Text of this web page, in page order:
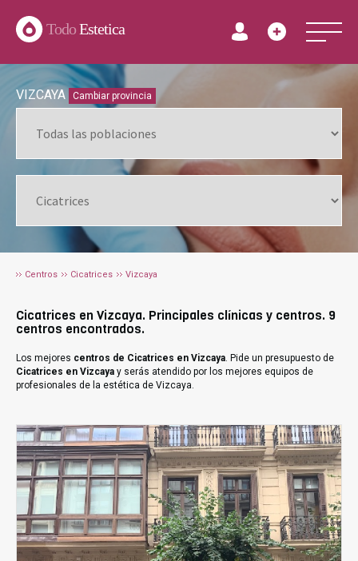
TodoEstetica
VIZCAYA Cambiar provincia
Centros Cicatrices Vizcaya
Cicatrices en Vizcaya. Principales clínicas y centros. 9
centros encontrados.
Los mejores centros de Cicatrices en Vizcaya. Pide un presupuesto de
Cicatrices en Vizcaya y serás atendido por los mejores equipos de
profesionales de la estética de Vizcaya.